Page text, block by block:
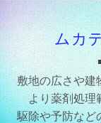
ムカ
敷地の広さや建
より薬剤処理
駆除や予防など